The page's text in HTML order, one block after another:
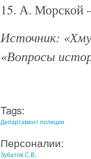
15. А.
Источник:
«Вопросы
Tags:
Департамент полиции
Персоналии:
Зубатов С.В.